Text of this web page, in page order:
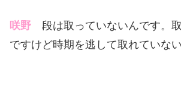
咲野 段は取っていないんです。
ですけど時期を逃して取れていない